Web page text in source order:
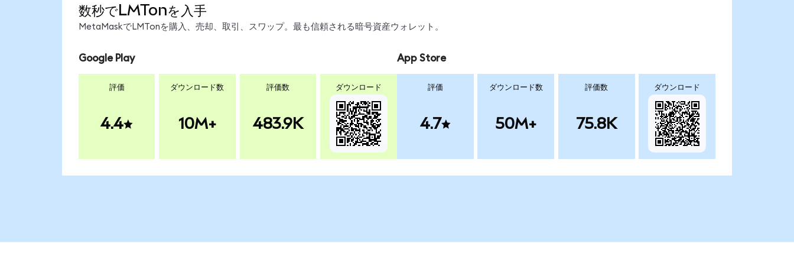
数秒でLMTonを入手
MetaMaskでLMTonを購入、売却、取引、スワップ。最も信頼される暗号資産ウォレット。
Google Play
評価
4.4
ダウンロード数
10M+
評価数
483.9K
ダウンロード
App Store
評価
4.7
ダウンロード数
50M+
評価数
75.8K
ダウンロード